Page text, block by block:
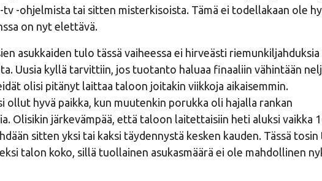
tv -ohjelmista tai sitten misterkisoista. Tämä ei todellakaan ole
on nyt elettävä.
asukkaiden tulo tässä vaiheessa ei hirveästi riemunkiljahduksia
Uusia kyllä tarvittiin, jos tuotanto haluaa finaaliin vähintään
olisi pitänyt laittaa taloon joitakin viikkoja aikaisemmin.
ollut hyvä paikka, kun muutenkin porukka oli hajalla rankan
Olisikin järkevämpää, että taloon laitettaisiin heti aluksi vaikka
sitten yksi tai kaksi täydennystä kesken kauden. Tässä
talon koko, sillä tuollainen asukasmäärä ei ole mahdollinen